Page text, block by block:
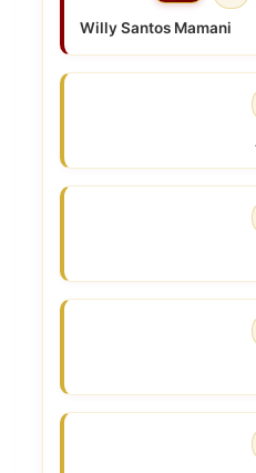
Willy Santos Mamani